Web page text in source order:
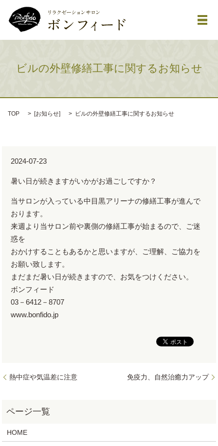
メ
ビルの外壁修繕工事に関するお知らせ
TOP [お知らせ] ビルの外壁修繕工事に関するお知らせ
2024-07-23
暑い日が続きますがいかがお過ごしですか？
当サロンが入っている中目黒アリーナの修繕工事が進んで
おります。
来週より当サロン前や裏側の修繕工事が始まるので、ご迷
惑を
おかけすることもあるかと思いますが、ご理解、ご協力を
お願い致します。
まだまだ暑い日が続きますので、お気をつけください。
ボンフィード
03－6412－8707
www.bonfido.jp
熱中症や気温差に注意 免疫力、自然治癒力アップ
HOME